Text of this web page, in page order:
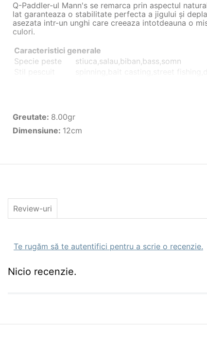
Q-Paddler-ul Mann's se remarca prin aspectul
lat garanteaza o stabilitate perfecta a jigului și
asezata intr-un unghi care creeaza intotdeauna o
culori.
Caracteristici generale
Specie peste
stiuca,salau,biban,bass,somn
Stil pescuit
spinning,bait casting,street
Culoare
Greutate(gr)
Nr. Buc. Pachet 1
Greutate: 8.00gr
Dimensiune: 12cm
Review-uri
Te rugăm să te autentifici pentru a scrie o recenzie.
Nicio recenzie.